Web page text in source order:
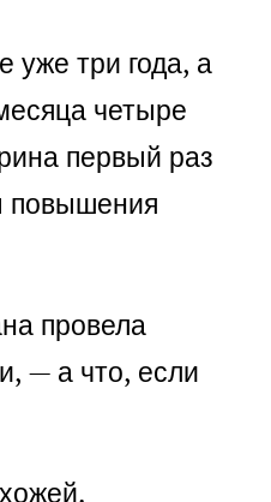
уже три года, а
четыре
первый раз
повышения
провела
— а что, если